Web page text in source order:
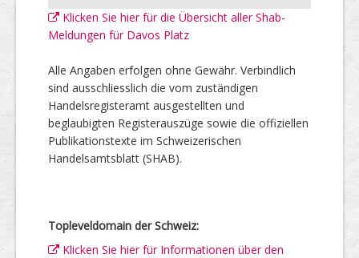
Klicken Sie hier für die Übersicht aller Shab-
Meldungen für Davos Platz
Alle Angaben erfolgen ohne Gewähr. Verbindlich
sind ausschliesslich die vom zuständigen
Handelsregisteramt ausgestellten und
beglaubigten Registerauszüge sowie die offiziellen
Publikationstexte im Schweizerischen
Handelsamtsblatt (SHAB).
Topleveldomain der Schweiz:
Klicken Sie hier für Informationen über den